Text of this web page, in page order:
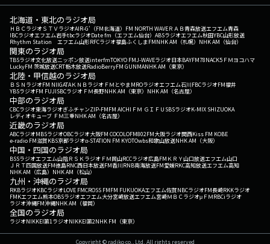
北海道・東北のラジオ局
ＨＢＣラジオＳＴＶラジオAIR-G'（FM北海道） FM NORTH WAVEＲＡＢ青森放送エフエム青森
IBCラジオエフエム岩手tbcラジオDate fm（エフエム仙台） ABSラジオエフエム秋田YBC山形放送
Rhythm Station エフエム山形RFCラジオ福島ふくしまFMNHK AM（札幌） NHK AM（仙台）
関東のラジオ局
TBSラジオ文化放送ニッポン放送interfmTOKYO FMJ-WAVEラジオ日本BAYFM78NACK5 ＦＭヨコハマ
LuckyFM 茨城放送CRT栃木放送RadioBerryFM GUNMANHK AM（東京）
北陸・甲信越のラジオ局
ＢＳＮラジオFM NIIGATAＫＮＢラジオ ＦＭとやまMROラジオエフエム石川FBCラジオFM福井
YBSラジオFM FUJISBCラジオ ＦＭ長野NHK AM（東京） NHK AM（名古屋）
中部のラジオ局
CBCラジオ東海ラジオぎふチャンZIP-FMFM AICHI ＦＭ ＧＩＦＵ SBSラジオK-MIX SHIZUOKA
レディオキューブ ＦＭ三重NHK AM（名古屋）
近畿のラジオ局
ABCラジオMBSラジオOBCラジオ大阪FM COCOLOFM802FM大阪ラジオ関西Kiss FM KOBE
e-radio FM滋賀KBS京都ラジオα-STATION FM KYOTOwbs和歌山放送NHK AM（大阪）
中国・四国のラジオ局
BSSラジオエフエム山陰ＲＳＫラジオ ＦＭ岡山RCCラジオ広島FM ＫＲＹ山口放送エフエム山口
ＪＲＴ四国放送FM徳島RNC西日本放送FM香川RNB南海放送FM愛媛RKC高知放送エフエム高知
NHK AM（広島） NHK AM（松山）
九州・沖縄のラジオ局
RKBラジオKBCラジオLOVE FMCROSS FMFM FUKUOKAエフエム佐賀NBCラジオFM長崎RKKラジオ
FMKエフエム熊本OBSラジオエフエム大分宮崎放送エフエム宮崎ＭＢＣラジオμＦＭRBCiラジオ
ラジオ沖縄FM沖縄NHK AM（福岡）
全国のラジオ局
ラジオNIKKEI第1ラジオNIKKEI第2NHK FM（東京）
Copyright © radiko co., Ltd. All rights reserved